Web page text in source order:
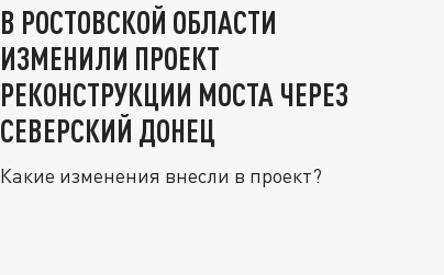
В РОСТОВСКОЙ ОБЛАСТИ
ИЗМЕНИЛИ ПРОЕКТ
РЕКОНСТРУКЦИИ МОСТА ЧЕРЕЗ
СЕВЕРСКИЙ ДОНЕЦ
Какие изменения внесли в проект?